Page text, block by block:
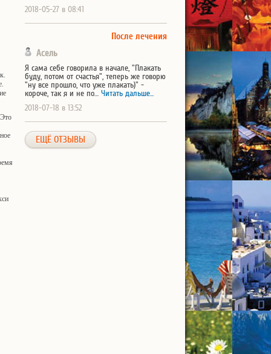
2018-05-27 в 08:41
После лечения
Асель
Я сама себе говорила в начале, "Плакать
буду, потом от счастья", теперь же говорю
"ну все прошло, что уже плакать)" -
короче, так я и не по… Читать дальше...
2018-07-18 в 13:52
ЕЩЁ ОТЗЫВЫ